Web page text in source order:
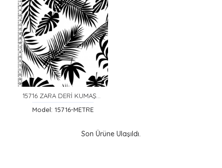
15716 ZARA DERİ KUMAŞ/YERLİ/LEZ/POLYESTER/LİKRA/SİYAH FLOK BASKI/BORDO/150 CM
Model: 15716-METRE
Son Ürüne Ulaşıldı.